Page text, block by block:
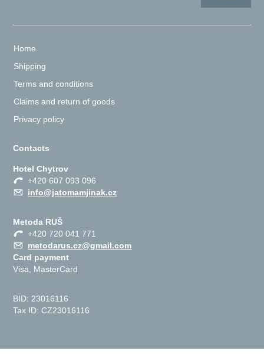
Home
Shipping
Terms and conditions
Claims and return of goods
Privacy policy
Contacts
Hotel Chytrov
+420 607 093 096
info@jatomamjinak.cz
Metoda RUŠ
+420 720 041 771
metodarus.cz@gmail.com
Card payment
Visa, MasterCard
BID: 23016116
Tax ID: CZ23016116